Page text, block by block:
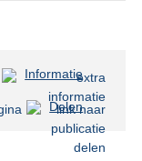
Informatie
Delen